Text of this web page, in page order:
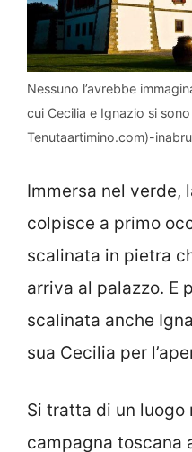
Nessuno l’avrebbe
cui Cecilia e Ignazio si
Tenutaartimino.com)-
Immersa nel verde,
colpisce a primo
scalinata in pietra
arriva al palazzo. E
scalinata anche
sua Cecilia per
Si tratta di un luogo
campagna toscana